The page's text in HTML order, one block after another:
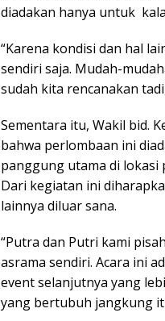
diadakan hanya untuk
“Karena kondisi dan hal
sendiri saja. Mudah-
sudah kita rencanakan
Sementara itu, Wakil bid.
bahwa perlombaan ini
panggung utama di
Dari kegiatan ini
lainnya diluar sana.
“Putra dan Putri kami
asrama sendiri. Acara ini
event selanjutnya yang
yang bertubuh jangkung